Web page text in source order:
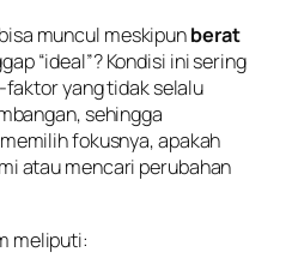
bisa muncul meskipunberat
“ideal”? Kondisi ini sering
yang tidak selalu
sehingga
fokusnya, apakah
atau mencari perubahan
meliputi: